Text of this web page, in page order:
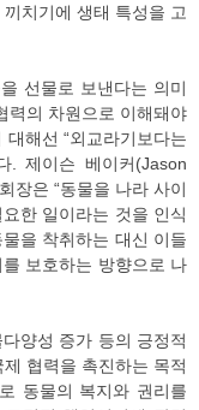
치기에 생태 특성을 고
선물로 보낸다는 의미
력의 차원으로 이해돼야
해선 “외교라기보다는
. 제이슨 베이커(Jason
장은 “동물을 나라 사이
한 일이라는 것을 인식
을 착취하는 대신 이들
보호하는 방향으로 나
양성 증가 등의 긍정적
협력을 촉진하는 목적
동물의 복지와 권리를